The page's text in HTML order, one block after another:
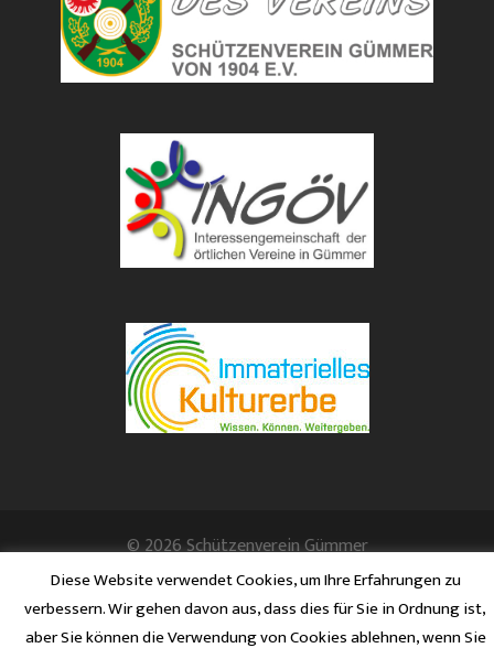
© 2026 Schützenverein Gümmer
Diese Website verwendet Cookies, um Ihre Erfahrungen zu
verbessern. Wir gehen davon aus, dass dies für Sie in Ordnung ist,
aber Sie können die Verwendung von Cookies ablehnen, wenn Sie